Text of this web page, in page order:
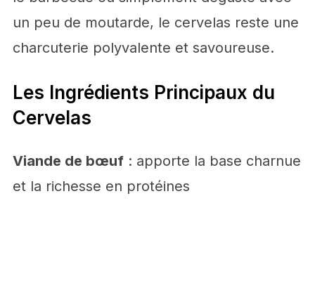
un peu de moutarde, le cervelas reste une
charcuterie polyvalente et savoureuse.
Les Ingrédients Principaux du
Cervelas
Viande de bœuf: apporte la base charnue
et la richesse en protéines